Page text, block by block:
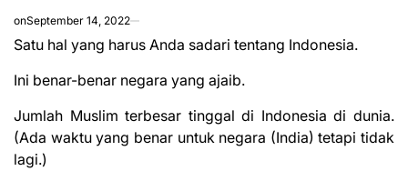
onSeptember 14, 2022
Satu hal yang harus Anda sadari tentang Indonesia.
Ini benar-benar negara yang ajaib.
Jumlah Muslim terbesar tinggal di Indonesia di dunia.
(Ada waktu yang benar untuk negara (India) tetapi tidak
lagi.)